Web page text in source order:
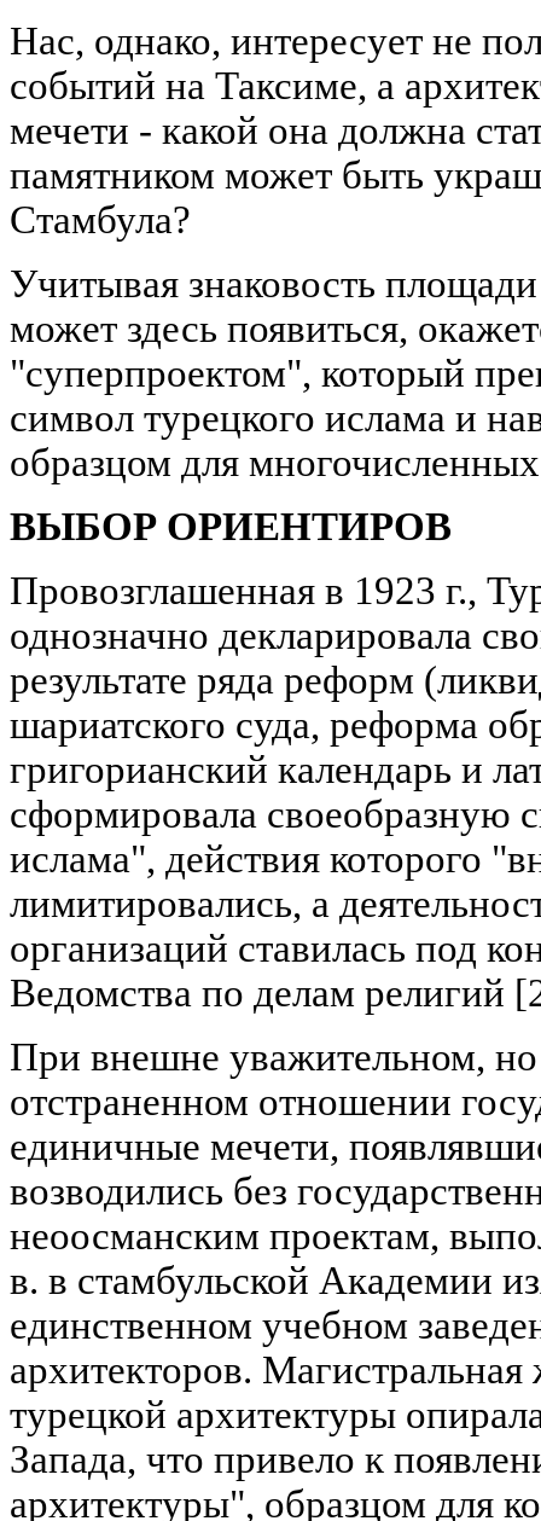
Нас, однако, интересует не
событий на Таксиме, а
мечети - какой она должна
памятником может быть
Стамбула?
Учитывая знаковость
может здесь появиться,
"суперпроектом", который
символ турецкого ислама и
образцом для
ВЫБОР ОРИЕНТИРОВ
Провозглашенная в 1923 г.,
однозначно декларировала
результате ряда реформ
шариатского суда, реформа
григорианский календарь и
сформировала своеобразную
ислама", действия которого
лимитировались, а
организаций ставилась под
Ведомства по делам религий
При внешне уважительном,
отстраненном отношении
единичные мечети,
возводились без
неоосманским проектам,
в. в стамбульской Академии
единственном учебном
архитекторов.
турецкой архитектуры
Запада, что привело к
архитектуры", образцом для